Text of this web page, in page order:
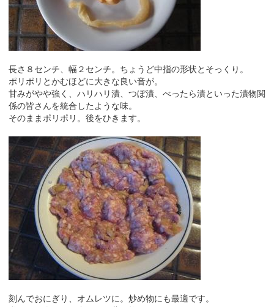
長さ８センチ、幅２センチ。ちょうど中指の形状とそっくり。
ポリポリとかむほどに大きな良い音が。
甘みがやや強く、ハリハリ漬、つぼ漬、べったら漬といった漬物関
係の皆さんを統合したような味。
そのままポリポリ。後をひきます。
刻んでおにぎり、オムレツに。炒め物にも最適です。